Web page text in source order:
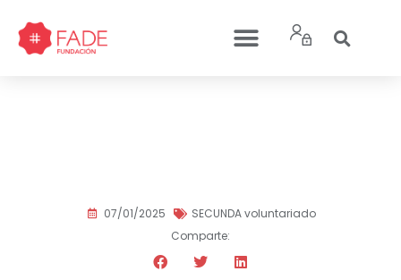
07/01/2025
SECUNDA voluntariado
Comparte: